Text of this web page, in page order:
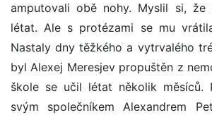
amputovali obě nohy. Myslil si, že
létat. Ale s protézami se mu
Nastaly dny těžkého a vytrvalého
byl Alexej Meresjev propuštěn z
škole se učil létat několik měsíců.
svým společníkem Alexandrem